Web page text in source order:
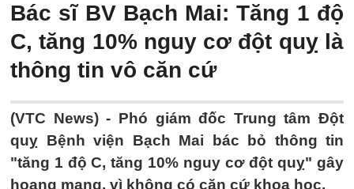
Bác sĩ BV Bạch Mai: Tăng 1 độ
C, tăng 10% nguy cơ đột quỵ là
thông tin vô căn cứ
(VTC News) - Phó giám đốc Trung tâm Đột
quỵ Bệnh viện Bạch Mai bác bỏ thông tin
"tăng 1 độ C, tăng 10% nguy cơ đột quỵ" gây
hoang mang, vì không có căn cứ khoa học.